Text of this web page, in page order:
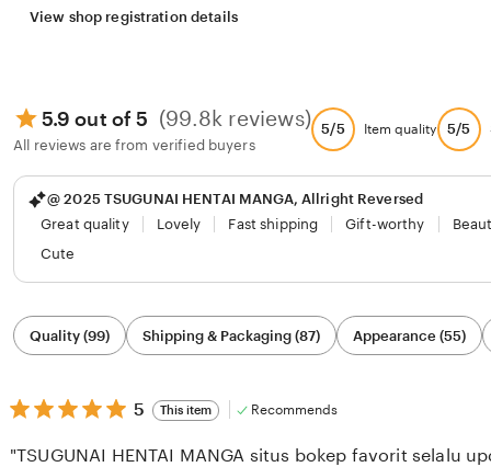
View shop registration details
5.9 out of 5 (99.8k reviews)
All reviews are from verified buyers
5/5 Item quality 5/5
@ 2025 TSUGUNAI HENTAI MANGA, Allright Reversed
Great quality
Lovely Fast shipping Gift-worthy
Cute
Filter
by
category
Quality (99) Shipping & Packaging (87) Appearance (55)
5
out
5 This item Recommends
"TSUGUNAI HENTAI MANGA situs bokep favorit selalu